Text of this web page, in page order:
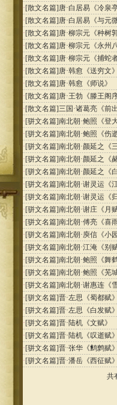
·[散文名篇]唐·白居易《冷泉
·[散文名篇]唐·白居易《与元
·[散文名篇]唐·柳宗元《种树
·[散文名篇]唐·柳宗元《永州
·[散文名篇]唐·柳宗元《捕蛇
·[散文名篇]唐·韩愈《送穷文
·[散文名篇]唐·韩愈《师说》
·[散文名篇]唐·王勃《滕王阁
·[散文名篇]三国·诸葛亮《前
·[骈文名篇]南北朝·鲍照《登
·[骈文名篇]南北朝·鲍照《伤
·[骈文名篇]南北朝·颜延之《
·[骈文名篇]南北朝·颜延之《
·[骈文名篇]南北朝·颜延之《
·[骈文名篇]南北朝·谢灵运《
·[骈文名篇]南北朝·谢灵运《
·[骈文名篇]南北朝·谢庄《月
·[骈文名篇]南北朝·傅亮《喜
·[骈文名篇]南北朝·庾信《小
·[骈文名篇]南北朝·江淹《别
·[骈文名篇]南北朝·鲍照《舞
·[骈文名篇]南北朝·鲍照《芜
·[骈文名篇]南北朝·谢惠连《
·[骈文名篇]晋·左思《蜀都赋
·[骈文名篇]晋·左思《白发赋
·[骈文名篇]晋·陆机《文赋》
·[骈文名篇]晋·陆机《叹逝赋
·[骈文名篇]晋·张华《鹪鹩赋
·[骈文名篇]晋·潘岳《西征赋
共